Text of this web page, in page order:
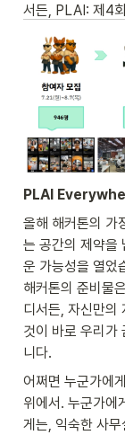
서든, PLAI: 제4
PLAI
올해 해커톤의 가
는 공간의 제약을
운 가능성을 열었
해커톤의 준비물
디서든, 자신만의
것이 바로 우리
니다.
어쩌면 누군가에
위에서. 누군가에
게는, 익숙한 사